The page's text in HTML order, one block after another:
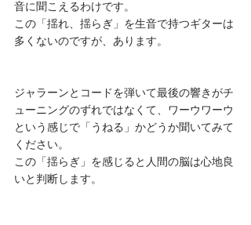
音に聞こえるわけです。
この「揺れ、揺らぎ」を生音で持つギターは
多くないのですが、あります。
ジャラーンとコードを弾いて最後の響きがチ
ューニングのずれではなくて、ワーウワーウ
という感じで「うねる」かどうか聞いてみて
ください。
この「揺らぎ」を感じると人間の脳は心地良
いと判断します。